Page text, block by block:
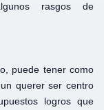
rasgos de
puede tener como
querer ser centro
logros que